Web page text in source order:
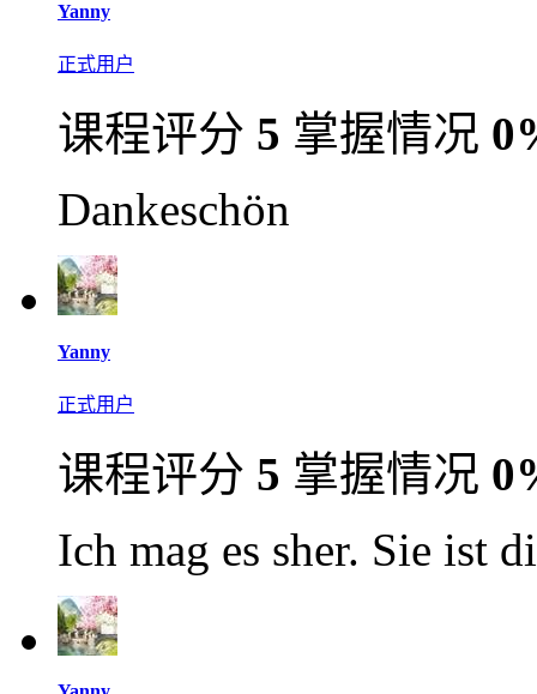
Yanny
正式用户
课程评分 5 掌握情况
Dankeschön
Yanny
正式用户
课程评分 5 掌握情况
Ich mag es sher. Sie ist